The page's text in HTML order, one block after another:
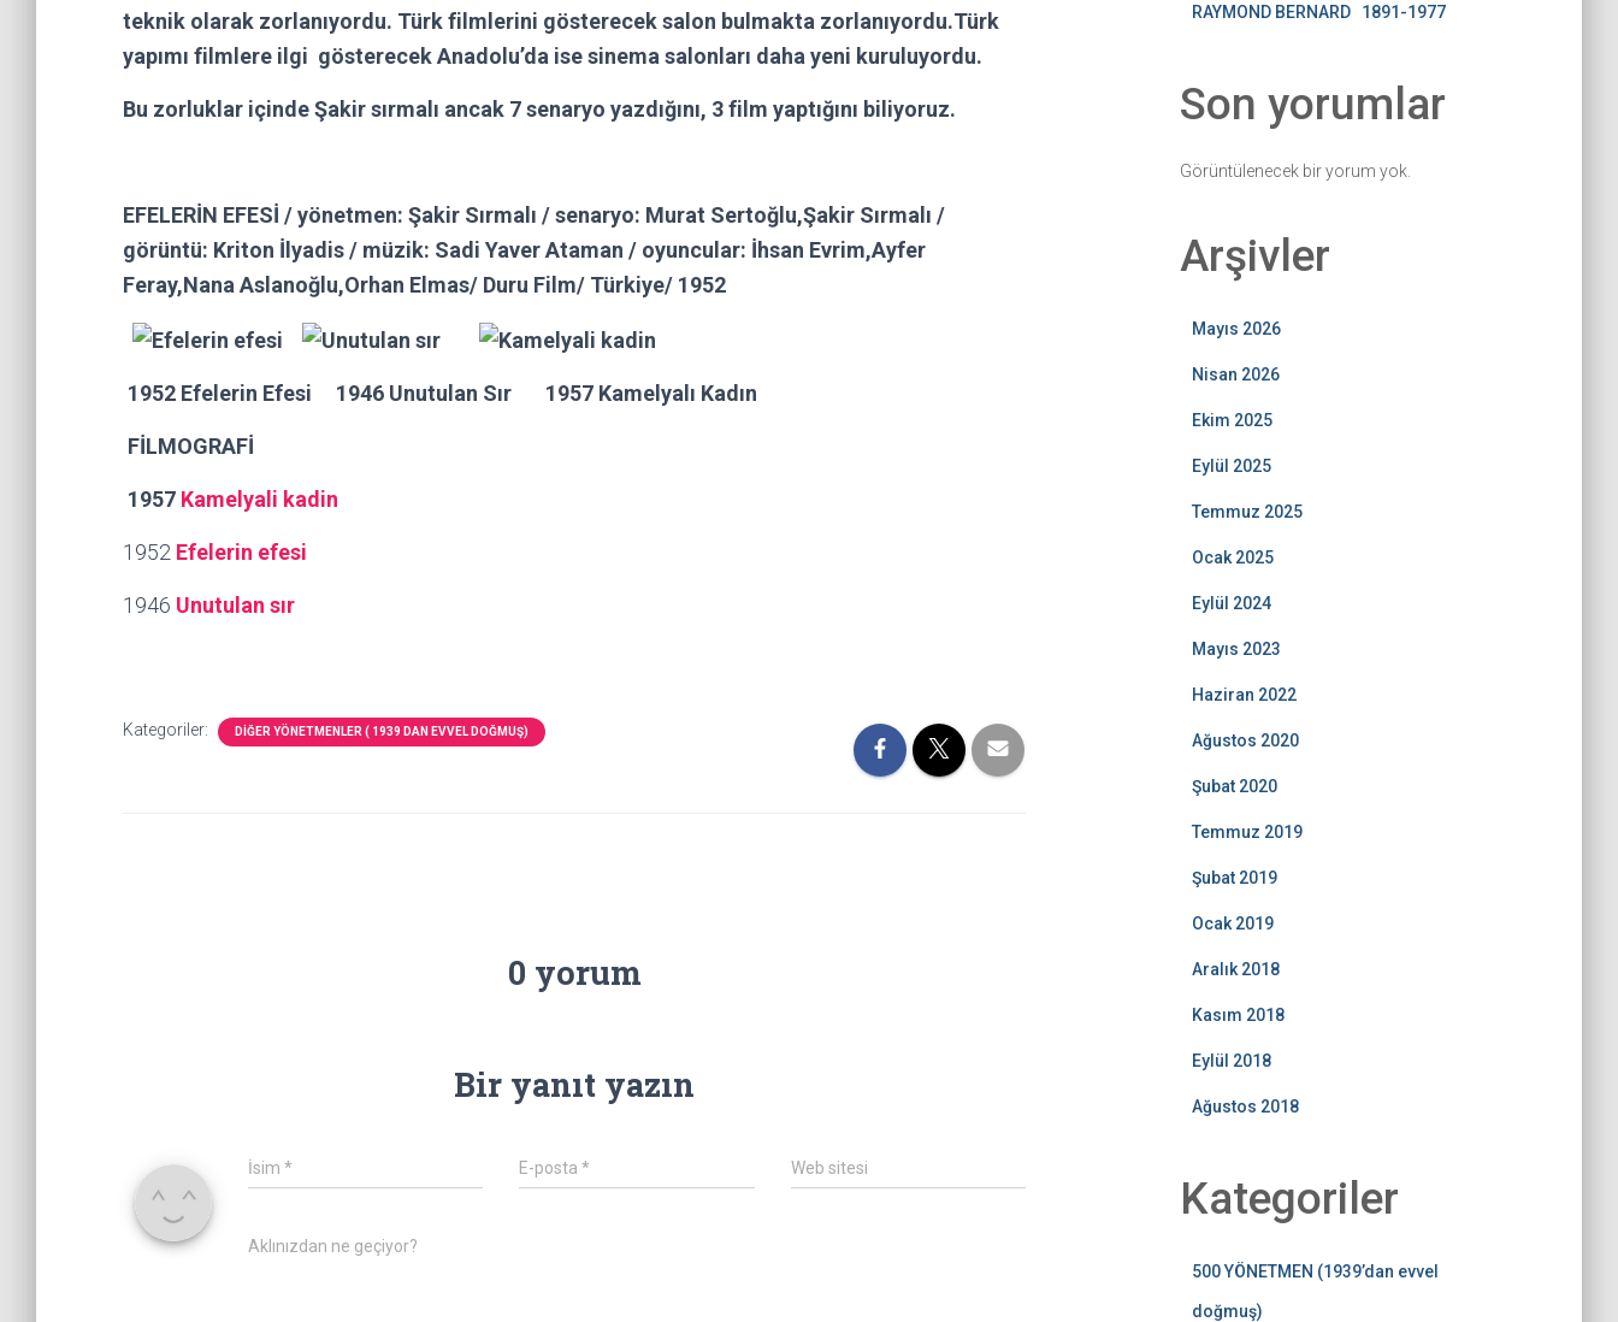
teknik olarak zorlanıyordu. Türk filmlerini gösterecek salon bulmakta zorlanıyordu.Türk
yapımı filmlere ilgi gösterecek Anadolu’da ise sinema salonları daha yeni kuruluyordu.
Bu zorluklar içinde Şakir sırmalı ancak 7 senaryo yazdığını, 3 film yaptığını biliyoruz.
EFELERİN EFESİ / yönetmen: Şakir Sırmalı / senaryo: Murat Sertoğlu,Şakir Sırmalı /
görüntü: Kriton İlyadis / müzik: Sadi Yaver Ataman / oyuncular: İhsan Evrim,Ayfer
Feray,Nana Aslanoğlu,Orhan Elmas/ Duru Film/ Türkiye/ 1952
1952 Efelerin Efesi 1946 Unutulan Sır 1957 Kamelyalı Kadın
FİLMOGRAFİ
1957 Kamelyali kadin
1952 Efelerin efesi
1946 Unutulan sır
Kategoriler: DİĞER YÖNETMENLER ( 1939 DAN EVVEL DOĞMUŞ)
0 yorum
Bir yanıt yazın
İsim * E-posta* Web sitesi
Aklınızdan ne geçiyor?
RAYMOND BERNARD 1891-1977
Son yorumlar
Görüntülenecek bir yorum yok.
Arşivler
Mayıs 2026
Nisan 2026
Ekim 2025
Eylül 2025
Temmuz 2025
Ocak 2025
Eylül 2024
Mayıs 2023
Haziran 2022
Ağustos 2020
Şubat 2020
Temmuz 2019
Şubat 2019
Ocak 2019
Aralık 2018
Kasım 2018
Eylül 2018
Ağustos 2018
Kategoriler
500 YÖNETMEN (1939’dan evvel
doğmuş)